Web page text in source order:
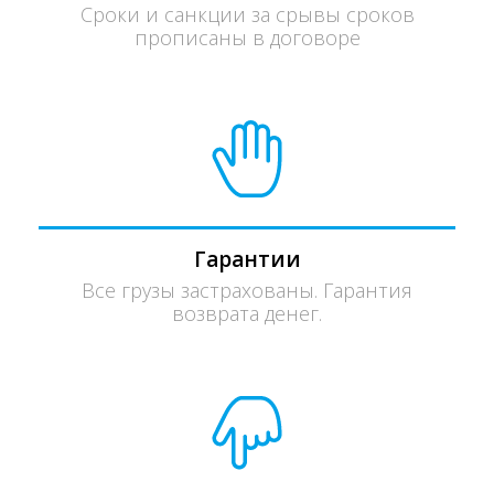
Сроки и санкции за срывы сроков
прописаны в договоре
Гарантии
Все грузы застрахованы. Гарантия
возврата денег.